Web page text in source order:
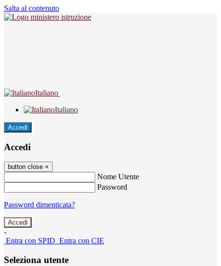
Salta al contenuto
Italiano
Italiano
Accedi
Accedi
button close ×
Nome Utente
Password
Password dimenticata?
-
Entra con SPID Entra con CIE
Seleziona utente